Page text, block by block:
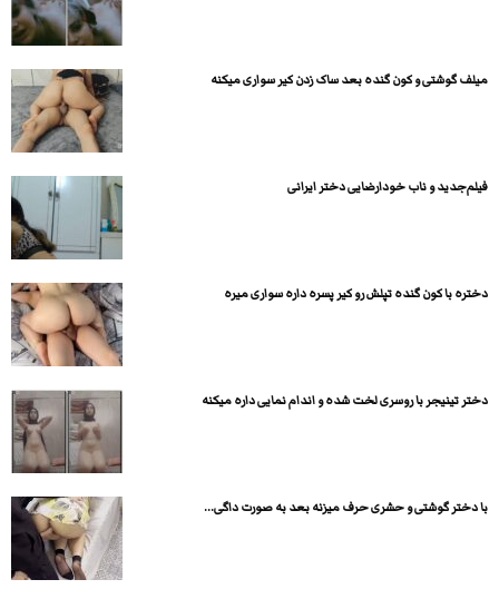
میلف گوشتی و کون گنده بعد ساک زدن کیر سواری میکنه
فیلم‌جدید و ناب خودارضایی دختر ایرانی
دختره با کون گنده تپلش رو کیر پسره داره سواری میره
دختر تینیجر با روسری لخت شده و اندام نمایی داره میکنه
با دختر گوشتی و حشری حرف میزنه بعد به صورت داگی...